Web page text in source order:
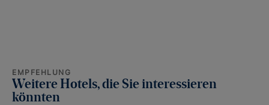
EMPFEHLUNG
Weitere Hotels, die Sie interessieren
könnten